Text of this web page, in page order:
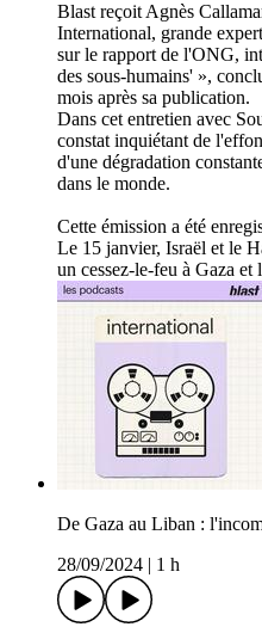
Blast reçoit Agnès
International, grande
sur le rapport de l'ONG,
des sous-humains' »,
mois après sa publication.
Dans cet entretien avec
constat inquiétant de
d'une dégradation
dans le monde.
Cette émission a été
Le 15 janvier, Israël et le
un cessez-le-feu à Gaza et
De Gaza au Liban :
28/09/2024
1 h